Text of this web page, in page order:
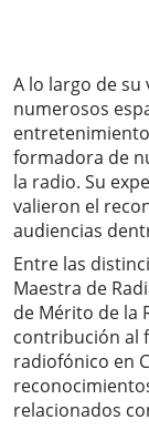
A lo largo de su
numerosos
formadora de
la radio. Su
valieron el
audiencias
Entre las
Maestra de
de Mérito de la
contribución al
radiofónico en
relacionados